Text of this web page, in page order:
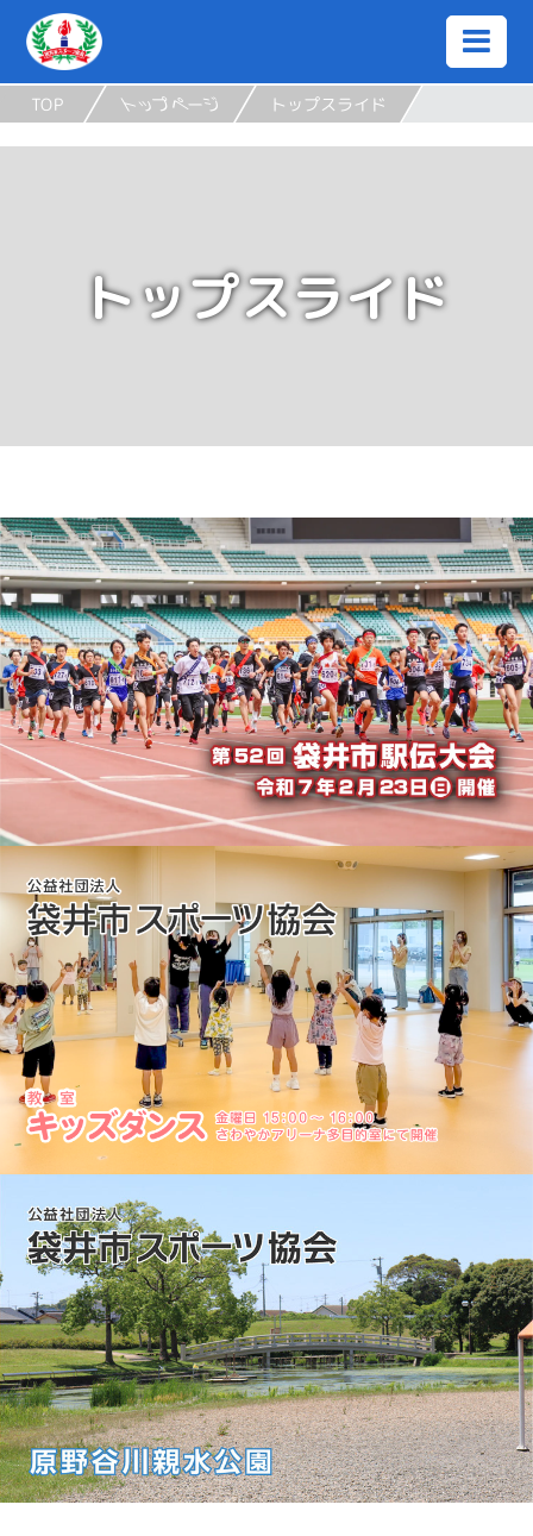
TOP トップページ トップスライド
トップスライド